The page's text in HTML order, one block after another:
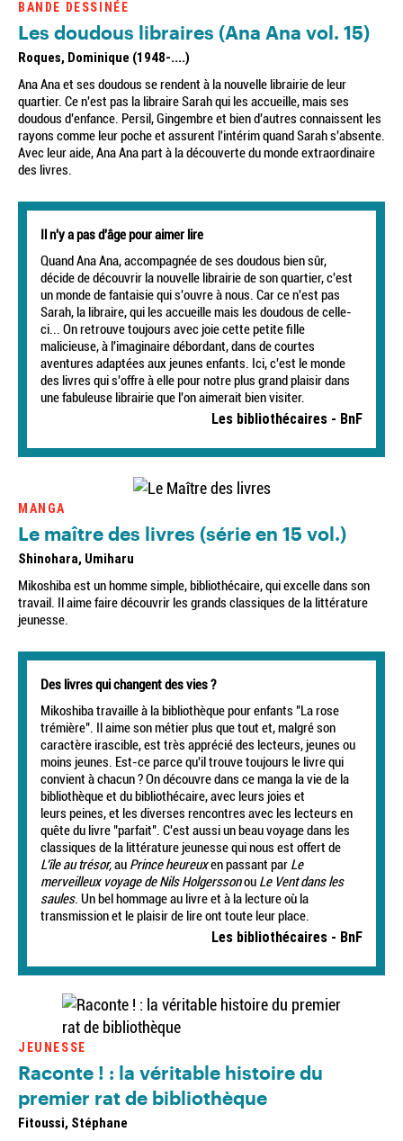
BANDE DESSINÉE
Les doudous libraires (Ana Ana vol. 15)
Roques, Dominique (1948-....)
Ana Ana et ses doudous se rendent à la nouvelle librairie de leur
quartier. Ce n'est pas la libraire Sarah qui les accueille, mais ses
doudous d'enfance. Persil, Gingembre et bien d'autres connaissent les
rayons comme leur poche et assurent l'intérim quand Sarah s'absente.
Avec leur aide, Ana Ana part à la découverte du monde extraordinaire
des livres.
Il n'y a pas d'âge pour aimer lire
Quand Ana Ana, accompagnée de ses doudous bien sûr,
décide de découvrir la nouvelle librairie de son quartier, c'est
un monde de fantaisie qui s'ouvre à nous. Car ce n'est pas
Sarah, la libraire, qui les accueille mais les doudous de celle-
ci... On retrouve toujours avec joie cette petite fille
malicieuse, à l'imaginaire débordant, dans de courtes
aventures adaptées aux jeunes enfants. Ici, c'est le monde
des livres qui s'offre à elle pour notre plus grand plaisir dans
une fabuleuse librairie que l'on aimerait bien visiter.
Les bibliothécaires - BnF
MANGA
Le maître des livres (série en 15 vol.)
Shinohara, Umiharu
Mikoshiba est un homme simple, bibliothécaire, qui excelle dans son
travail. Il aime faire découvrir les grands classiques de la littérature
jeunesse.
Des livres qui changent des vies ?
Mikoshiba travaille à la bibliothèque pour enfants "La rose
trémière". Il aime son métier plus que tout et, malgré son
caractère irascible, est très apprécié des lecteurs, jeunes ou
moins jeunes. Est-ce parce qu'il trouve toujours le livre qui
convient à chacun ? On découvre dans ce manga la vie de la
bibliothèque et du bibliothécaire, avec leurs joies et
leurs peines, et les diverses rencontres avec les lecteurs en
quête du livre "parfait". C'est aussi un beau voyage dans les
classiques de la littérature jeunesse qui nous est offert de
L'île au trésor,au Prince heureuxen passant par Le
merveilleux voyage de Nils Holgerssonou Le Vent dans les
saules. Un bel hommage au livre et à la lecture où la
transmission et le plaisir de lire ont toute leur place.
Les bibliothécaires - BnF
JEUNESSE
Raconte ! : la véritable histoire du
premier rat de bibliothèque
Fitoussi, Stéphane